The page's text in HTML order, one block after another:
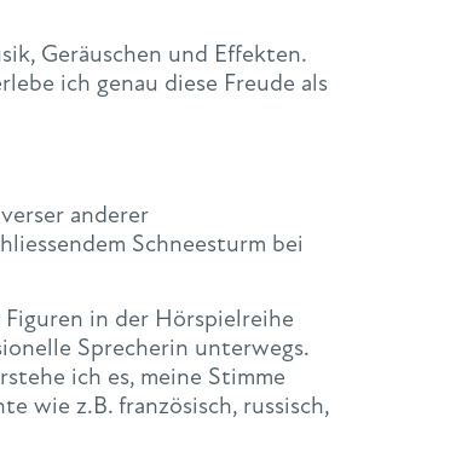
Geräuschen und Effekten.
ich genau diese Freude als
anderer
Schneesturm bei
in der Hörspielreihe
Sprecherin unterwegs.
ich es, meine Stimme
wie z.B. französisch, russisch,